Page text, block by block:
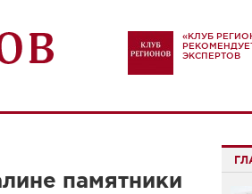
«КЛУБ
ЭКСПЕРТОВ
памятники